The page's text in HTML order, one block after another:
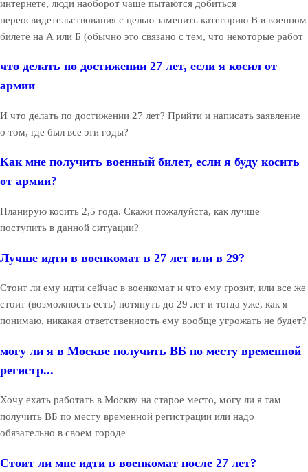
интернете, люди наоборот чаще пытаются добиться
переосвидетельствования с целью заменить категорию В в военном
билете на А или Б (обычно это связано с тем, что некоторые работ
что делать по достижении 27 лет, если я косил от
армии
И что делать по достижении 27 лет? Прийти и написать заявление
о том, где был все эти годы?
Как мне получить военный билет, если я буду косить
от армии?
Планирую косить 2,5 года. Скажи пожалуйста, как лучше
поступить в данной ситуации?
Лучше идти в военкомат в 27 лет или в 29?
Стоит ли ему идти сейчас в военкомат и что ему грозит, или все же
стоит (возможность есть) потянуть до 29 лет и тогда уже, как я
понимаю, никакая ответственность ему вообще угрожать не будет?
могу ли я в Москве получить ВБ по месту временной
регистр...
Хочу ехать работать в Москву на старое место, могу ли я там
получить ВБ по месту временной регистрации или надо
обязательно в своем городе
Стоит ли мне идти в военкомат после 27 лет?